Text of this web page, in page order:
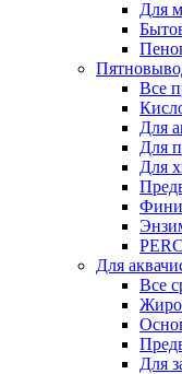
Для
Все
Для
Для
Для
Для
Все
Для